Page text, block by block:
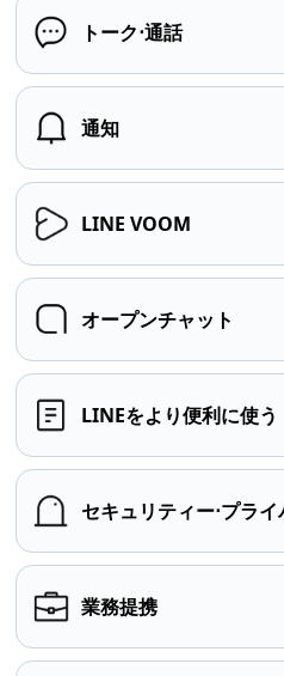
トーク⋅通話
通知
LINE VOOM
オープンチャット
LINEをより便利に使う
セキュリティー⋅プラ
業務提携